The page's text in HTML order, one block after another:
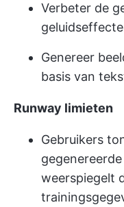
Verbeter de
Genereer
basis van
Runway limieten
Gebruikers
weerspiegelt